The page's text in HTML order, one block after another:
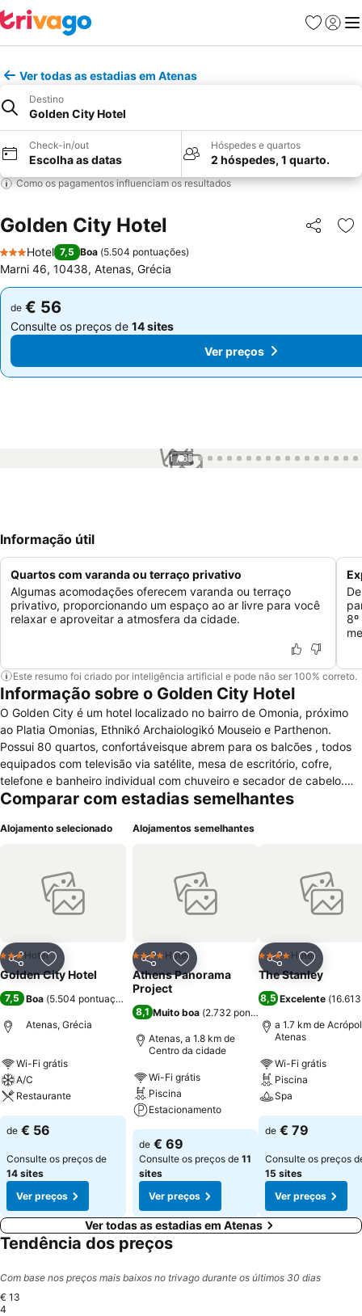
Favoritos
Iniciar
Ver todas as estadias em Atenas
Destino
Golden City Hotel
Check-in/out
Escolha as datas
Hóspedes e quartos
2 hóspedes, 1 quarto.
Como os pagamentos influenciam os resultados
Golden City Hotel Partilhar
3 Estrelas
Hotel 7,5 Boa (5.504 pontuações)
Marni 46, 10438, Atenas, Grécia
de € 56
Consulte os preços de 14 sites
de € 56
Consulte os preços de 14 sites
Ver preços
1 / 65
Informação útil
Quartos com varanda ou terraço privativo
Algumas acomodações oferecem varanda ou terraço
privativo, proporcionando um espaço ao ar livre para você
relaxar e aproveitar a atmosfera da cidade.
Este resumo foi criado por inteligência artificial e pode não ser 100% correto.
Informação sobre o Golden City Hotel
O Golden City é um hotel localizado no bairro de Omonia, próximo
ao Platia Omonias, Ethnikó Archaiologikó Mouseio e Parthenon.
Possui 80 quartos, confortáveisque abrem para os balcões , todos
equipados com televisão via satélite, mesa de escritório, cofre,
telefone e banheiro individual com chuveiro e secador de cabelo.
Possui quartos adaptados para hospedes em cadeira de rodas,
velocidade. O hotel conta ainda com estacionamento, assistência
além de uma cafeteria e bar no lounge. Café da manhã
complementar é servido todos os dias.
Comparar com estadias semelhantes
Alojamento selecionado
PartilharAdicionar aos favoritos
3 Estrelas
Hotel
Golden City Hotel
7,5 Boa (5.504 pontuações
Atenas, Grécia
Wi-Fi grátis
A/C
Restaurante
de € 56
Consulte os preços de
14 sites
Ver preços
Alojamentos semelhantes
PartilharAdicionar aos favoritos
4 EstrelasHotel
Athens Panorama
Project
8,1 Muito boa (2.732 pontuações
Atenas, a 1.8 km de
Centro da cidade
Wi-Fi grátis
Piscina
Estacionamento
de € 69
Consulte os preços de 11
sites
Ver preços
Partilhar
4 EstrelasHotel
The Stanley
8,5 Excelente (
a 1.7 km de
Atenas
Wi-Fi grátis
Piscina
Spa
de € 79
Consulte os preços
15 sites
Ver preços
Ver todas as estadias em Atenas
Tendência dos preços
Com base nos preços mais baixos no trivago durante os últimos 30 dias
€ 13
4